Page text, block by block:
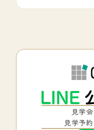
見学
見学予